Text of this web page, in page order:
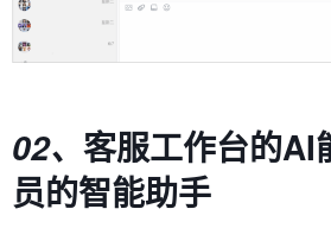
02、 客服工作台的AI
员的智能助手